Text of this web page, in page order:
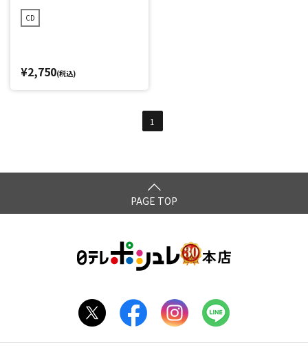
CD
¥2,750(税込)
1
PAGE TOP